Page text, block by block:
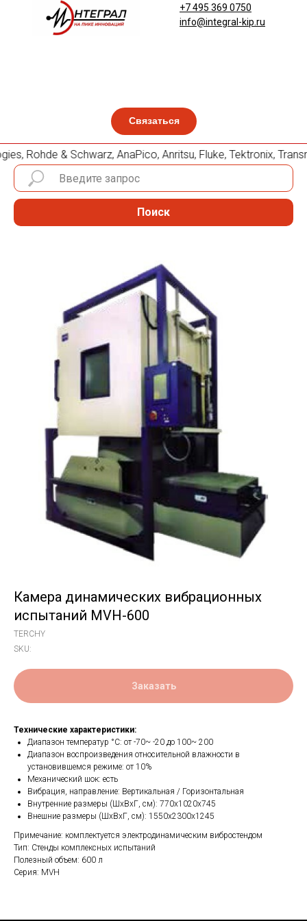
Связаться
+7 495 369 0750
info@integral-kip.ru
Rohde & Schwarz, AnaPico, Anritsu, Fluke, Tektronix,
Поиск
Камера динамических вибрационных
испытаний MVH-600
TERCHY
SKU:
Заказать
Технические характеристики:
Диапазон температур °C: от -70~ -20 до 100~ 200
Диапазон воспроизведения относительной влажности в
установившемся режиме: от 10%
Механический шок: есть
Вибрация, направление: Вертикальная / Горизонтальная
Внутренние размеры (ШхВхГ, см): 770х1020х745
Внешние размеры (ШхВхГ, см): 1550х2300х1245
Примечание: комплектуется электродинамическим вибростендом
Тип: Стенды комплексных испытаний
Полезный объем: 600 л
Серия: MVH